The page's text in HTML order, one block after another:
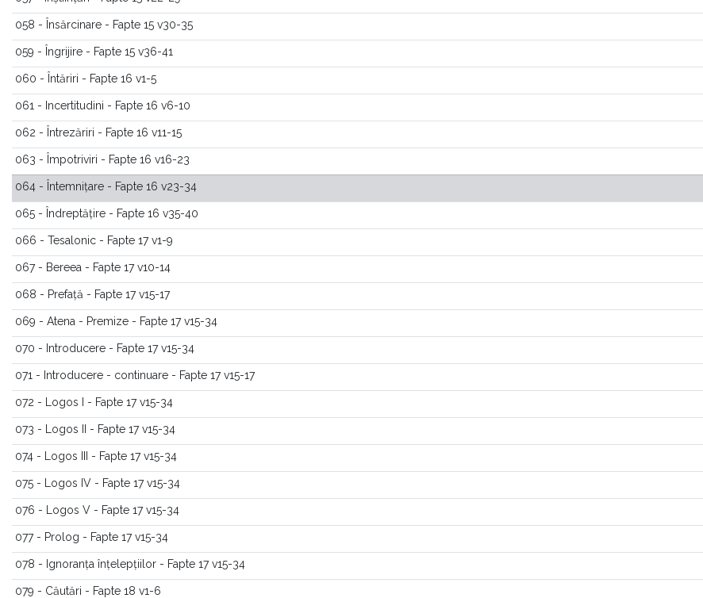
058 - Însărcinare - Fapte 15 v30-35
059 - Îngrijire - Fapte 15 v36-41
060 - Întăriri - Fapte 16 v1-5
061 - Incertitudini - Fapte 16 v6-10
062 - Întrezăriri - Fapte 16 v11-15
063 - Împotriviri - Fapte 16 v16-23
064 - Întemnițare - Fapte 16 v23-34
065 - Îndreptățire - Fapte 16 v35-40
066 - Tesalonic - Fapte 17 v1-9
067 - Bereea - Fapte 17 v10-14
068 - Prefață - Fapte 17 v15-17
069 - Atena - Premize - Fapte 17 v15-34
070 - Introducere - Fapte 17 v15-34
071 - Introducere - continuare - Fapte 17 v15-17
072 - Logos I - Fapte 17 v15-34
073 - Logos II - Fapte 17 v15-34
074 - Logos III - Fapte 17 v15-34
075 - Logos IV - Fapte 17 v15-34
076 - Logos V - Fapte 17 v15-34
077 - Prolog - Fapte 17 v15-34
078 - Ignoranța înțelepțiilor - Fapte 17 v15-34
079 - Căutări - Fapte 18 v1-6